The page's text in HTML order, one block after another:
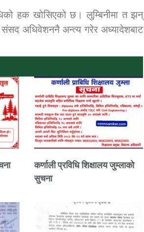
हक खोसिएको छ। लुम्बिनीमा त झन्
संसद अधिवेशननै अन्त्य गरेर अध्यादेशबाट
कर्णाली प्रविधि शिक्षालय जुम्लाको
सुचना